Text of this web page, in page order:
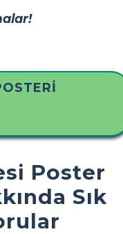
Poster
Sık